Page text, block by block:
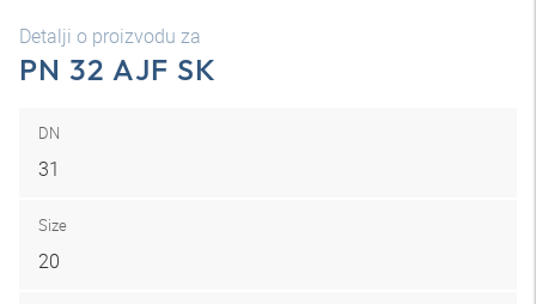
Detalji o proizvodu za
PN 32 AJF SK
DN
31
Size
20